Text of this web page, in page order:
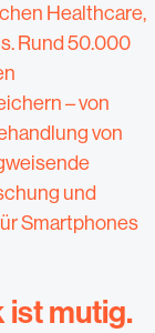
Healthcare,
Rund 50.000
– von
von
und
Smartphones
ist mutig.